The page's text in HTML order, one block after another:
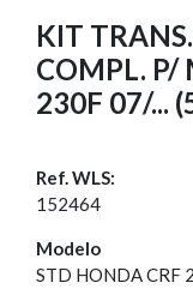
KIT
COMPL. P/
230F 07/...
Ref. WLS:
152464
Modelo
STD HONDA CRF